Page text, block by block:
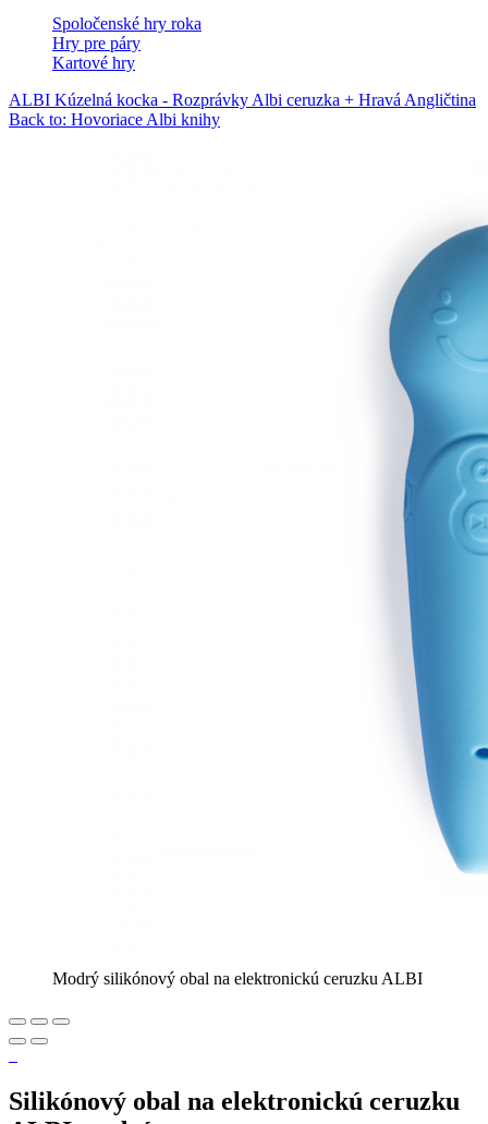
Spoločenské hry roka
Hry pre páry
Kartové hry
ALBI Kúzelná kocka - Rozprávky Albi ceruzka + Hravá Angličtina
Back to: Hovoriace Albi knihy
Modrý silikónový obal na elektronickú ceruzku ALBI
Silikónový obal na elektronickú ceruzku